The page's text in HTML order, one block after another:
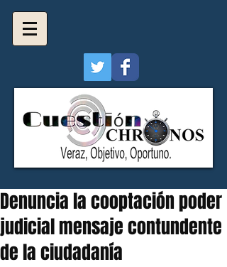
Denuncia la cooptación poder
judicial mensaje contundente
de la ciudadanía